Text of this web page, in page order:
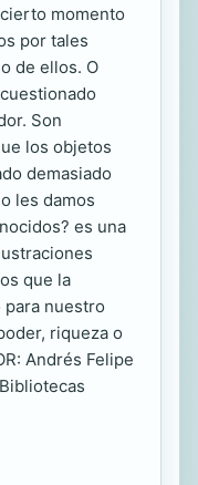
momento
por tales
de ellos. O
Son
los objetos
demasiado
les damos
es una
que la
para nuestro
riqueza o
Andrés Felipe